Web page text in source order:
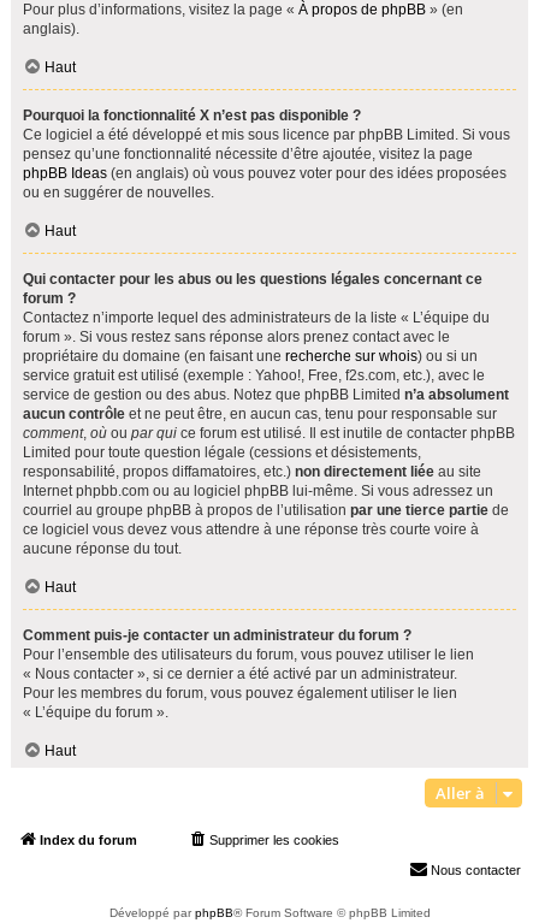
Pour plus d’informations, visitez la page « À propos de phpBB » (en
anglais).
Haut
Pourquoi la fonctionnalité X n’est pas disponible ?
Ce logiciel a été développé et mis sous licence par phpBB Limited. Si vous
pensez qu’une fonctionnalité nécessite d’être ajoutée, visitez la page
phpBB Ideas (en anglais) où vous pouvez voter pour des idées proposées
ou en suggérer de nouvelles.
Haut
Qui contacter pour les abus ou les questions légales concernant ce
forum ?
Contactez n’importe lequel des administrateurs de la liste « L’équipe du
forum ». Si vous restez sans réponse alors prenez contact avec le
propriétaire du domaine (en faisant une recherche sur whois) ou si un
service gratuit est utilisé (exemple : Yahoo!, Free, f2s.com, etc.), avec le
service de gestion ou des abus. Notez que phpBB Limited n’a absolument
aucun contrôle et ne peut être, en aucun cas, tenu pour responsable sur
comment, où ou par qui ce forum est utilisé. Il est inutile de contacter phpBB
Limited pour toute question légale (cessions et désistements,
responsabilité, propos diffamatoires, etc.) non directement liée au site
Internet phpbb.com ou au logiciel phpBB lui-même. Si vous adressez un
courriel au groupe phpBB à propos de l’utilisation par une tierce partie de
ce logiciel vous devez vous attendre à une réponse très courte voire à
aucune réponse du tout.
Haut
Comment puis-je contacter un administrateur du forum ?
Pour l’ensemble des utilisateurs du forum, vous pouvez utiliser le lien
« Nous contacter », si ce dernier a été activé par un administrateur.
Pour les membres du forum, vous pouvez également utiliser le lien
« L’équipe du forum ».
Haut
Aller à
Index du forum Supprimer les cookies
Nous contacter
Développé parphpBB® Forum Software © phpBB Limited